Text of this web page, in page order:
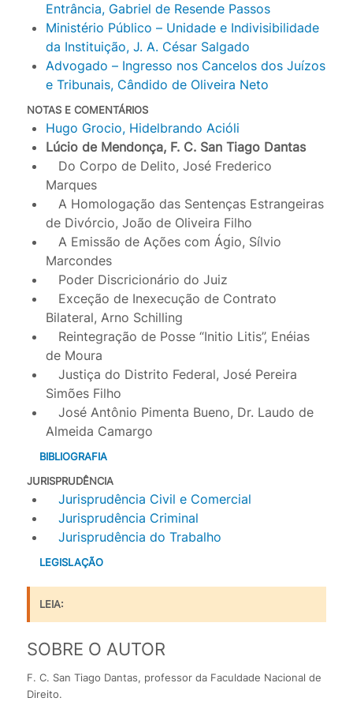
Entrância, Gabriel de Resende Passos
Ministério Público – Unidade e Indivisibilidade
da Instituição, J. A. César Salgado
Advogado – Ingresso nos Cancelos dos Juízos
e Tribunais, Cândido de Oliveira Neto
NOTAS E COMENTÁRIOS
Hugo Grocio, Hidelbrando Acióli
Lúcio de Mendonça, F. C. San Tiago Dantas
Do Corpo de Delito, José Frederico
Marques
A Homologação das Sentenças Estrangeiras
de Divórcio, João de Oliveira Filho
A Emissão de Ações com Ágio, Sílvio
Marcondes
Poder Discricionário do Juiz
Exceção de Inexecução de Contrato
Bilateral, Arno Schilling
Reintegração de Posse “Initio Litis”, Enéias
de Moura
Justiça do Distrito Federal, José Pereira
Simões Filho
José Antônio Pimenta Bueno, Dr. Laudo de
Almeida Camargo
BIBLIOGRAFIA
JURISPRUDÊNCIA
Jurisprudência Civil e Comercial
Jurisprudência Criminal
Jurisprudência do Trabalho
LEGISLAÇÃO
LEIA:
SOBRE O AUTOR
F. C. San Tiago Dantas, professor da Faculdade Nacional de
Direito.